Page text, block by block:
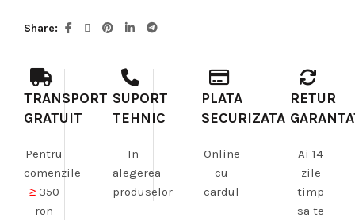
Share
TRANSPORT
GRATUIT
Pentru
comenzile
≥350
ron
SUPORT
TEHNIC
In
alegerea
produselor
PLATA
SECURIZATA
Online
cu
cardul
RETUR
Ai 14
zile
timp
sa te